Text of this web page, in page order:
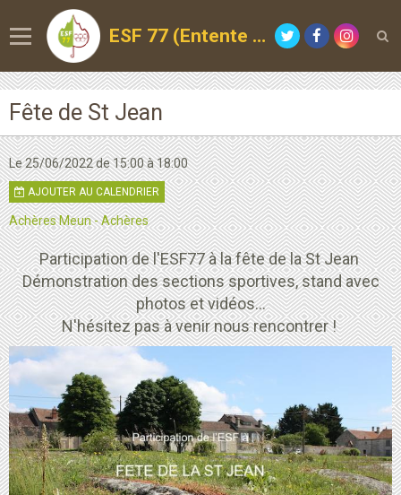
ESF 77 (Entente Sportive de la Forêt)
Fête de St Jean
Le 25/06/2022de 15:00à 18:00
AJOUTER AU CALENDRIER
Achères Meun - Achères
Participation de l'ESF77 à la fête de la St Jean
Démonstration des sections sportives, stand avec
photos et vidéos...
N'hésitez pas à venir nous rencontrer !